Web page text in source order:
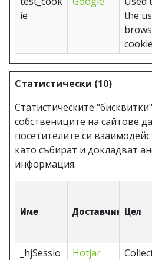
ie
the
Статистически (10)
Статистическите
собствениците на сайтове
посетителите си
като събират и докладват
информация.
Име Доставчик Цел
_hjSessio
Hotjar